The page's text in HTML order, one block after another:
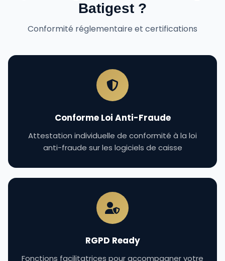
Batigest ?
Conformité réglementaire et certifications
Conforme Loi Anti-Fraude
Attestation individuelle de conformité à la loi
anti-fraude sur les logiciels de caisse
RGPD Ready
Fonctions facilitatrices pour accompagner votre